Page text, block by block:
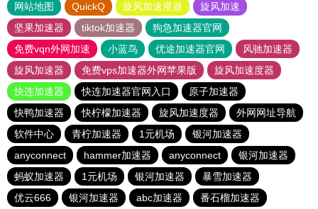
网站地图 QuickQ 旋风加速度器
旋风加速
坚果加速器
tiktok加速器
狗急加速器官网
免费vqn外网加速
小蓝鸟 优途加速器官网
风驰加速器
旋风加速器
免费vps加速器外网苹果版
旋风加速度器
快连加速器
快连加速器官网入口
原子加速器
快鸭加速器
快柠檬加速器 旋风加速度器
外网网址导航
软件中心
青柠加速器 1元机场
银河加速器
anyconnect
hammer加速器 anyconnect
银河加速器
蚂蚁加速器
1元机场 银河加速器
暴雪加速器
优云666
银河加速器 abc加速器
番石榴加速器